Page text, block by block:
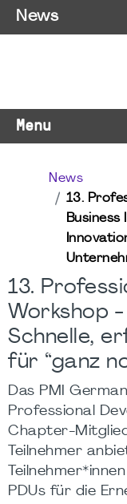
Menu
News
13.
13.
Workshop -
Schnelle,
für “ganz
Das PMI
Professional
Chapter-
Teilnehmer
PDUs für die
News